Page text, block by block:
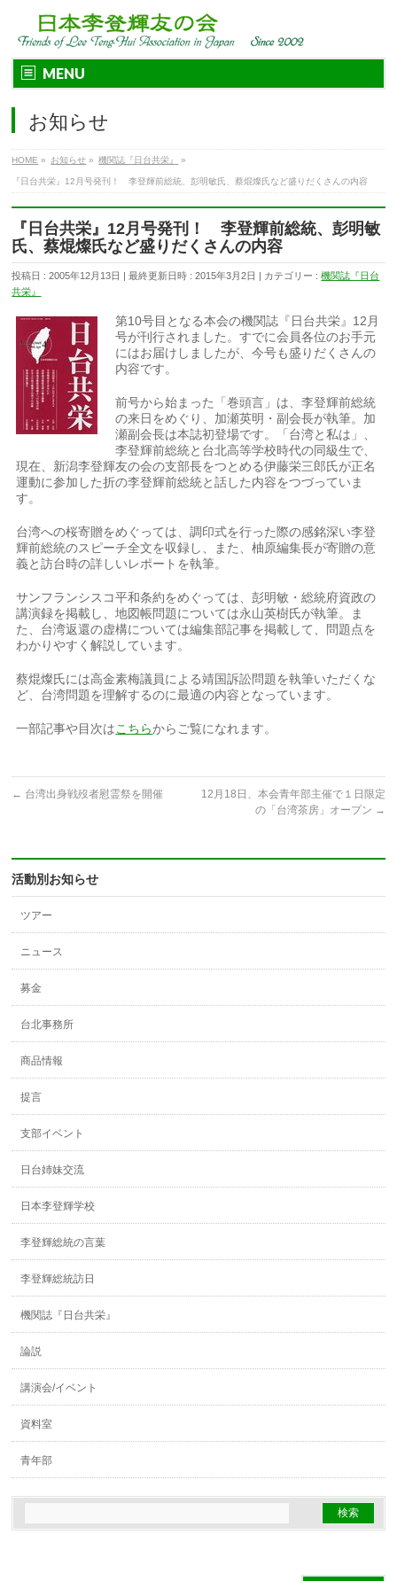
MENU
お知らせ
HOME » お知らせ » 機関誌『日台共栄』 »
『日台共栄』12月号発刊！ 李登輝前総統、彭明敏氏、蔡焜燦氏など盛りだくさんの内容
『日台共栄』12月号発刊！ 李登輝前総統、彭明敏
氏、蔡焜燦氏など盛りだくさんの内容
投稿日 : 2005年12月13日 最終更新日時 : 2015年3月2日 カテゴリー :機関誌『日台
共栄』
第10号目となる本会の機関誌『日台共栄』12月
号が刊行されました。すでに会員各位のお手元
にはお届けしましたが、今号も盛りだくさんの
内容です。
前号から始まった「巻頭言」は、李登輝前総統
の来日をめぐり、加瀬英明・副会長が執筆。加
瀬副会長は本誌初登場です。「台湾と私は」、
李登輝前総統と台北高等学校時代の同級生で、
現在、新潟李登輝友の会の支部長をつとめる伊藤栄三郎氏が正名
運動に参加した折の李登輝前総統と話した内容をつづっていま
す。
台湾への桜寄贈をめぐっては、調印式を行った際の感銘深い李登
輝前総統のスピーチ全文を収録し、また、柚原編集長が寄贈の意
義と訪台時の詳しいレポートを執筆。
サンフランシスコ平和条約をめぐっては、彭明敏・総統府資政の
講演録を掲載し、地図帳問題については永山英樹氏が執筆。ま
た、台湾返還の虚構については編集部記事を掲載して、問題点を
わかりやすく解説しています。
蔡焜燦氏には高金素梅議員による靖国訴訟問題を執筆いただくな
ど、台湾問題を理解するのに最適の内容となっています。
一部記事や目次はこちらからご覧になれます。
← 台湾出身戦歿者慰霊祭を開催
12月18日、本会青年部主催で１日限定
の「台湾茶房」オープン →
活動別お知らせ
ツアー
ニュース
募金
台北事務所
商品情報
提言
支部イベント
日台姉妹交流
日本李登輝学校
李登輝総統の言葉
李登輝総統訪日
機関誌『日台共栄』
論説
講演会/イベント
資料室
青年部